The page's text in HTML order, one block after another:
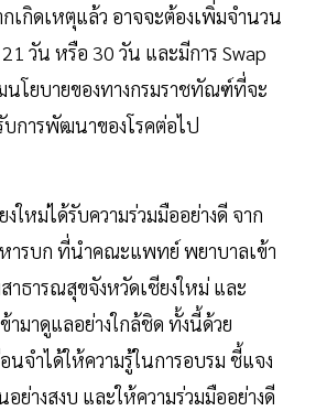
กิดเหตุแล้ว อาจจะต้องเพิ่มจำนวน
วัน หรือ 30 วัน และมีการ Swap
โยบายของทางกรมราชทัณฑ์ที่จะ
บการพัฒนาของโรคต่อไป
งใหม่ได้รับความร่วมมืออย่างดี จาก
ารบก ที่นำคณะแพทย์ พยาบาลเข้า
ธารณสุขจังหวัดเชียงใหม่ และ
ามาดูแลอย่างใกล้ชิด ทั้งนี้ด้วย
นจำได้ให้ความรู้ในการอบรม ชี้แจง
ย่างสงบ และให้ความร่วมมืออย่างดี